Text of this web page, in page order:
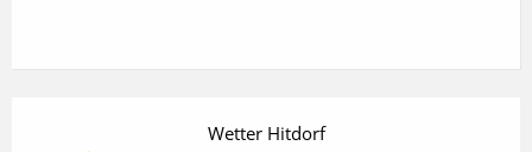
Wetter Hitdorf